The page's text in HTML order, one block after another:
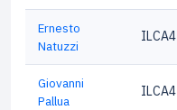
Ernesto
Natuzzi
ILCA4
Giovanni
Pallua
ILCA4